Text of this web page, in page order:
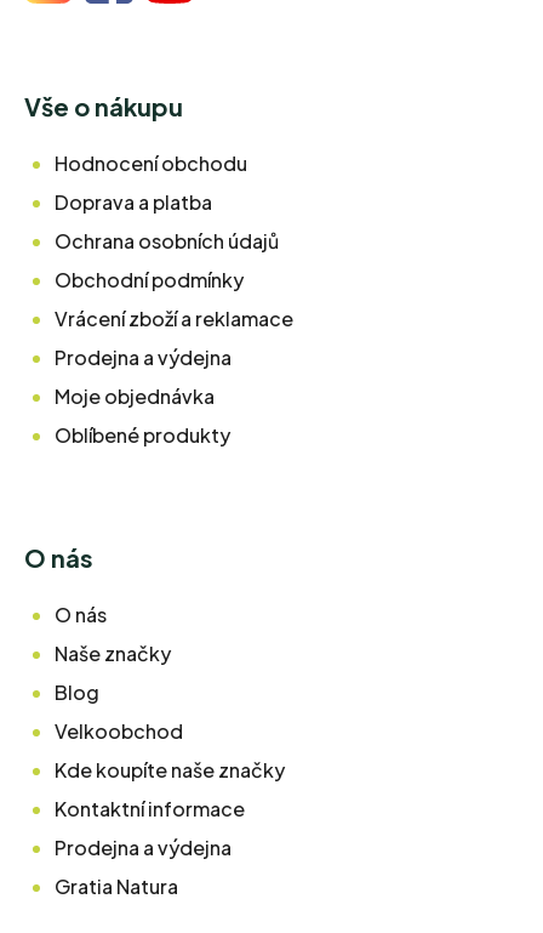
Vše o nákupu
Hodnocení obchodu
Doprava a platba
Ochrana osobních údajů
Obchodní podmínky
Vrácení zboží a reklamace
Prodejna a výdejna
Moje objednávka
Oblíbené produkty
O nás
O nás
Naše značky
Blog
Velkoobchod
Kde koupíte naše značky
Kontaktní informace
Prodejna a výdejna
Gratia Natura